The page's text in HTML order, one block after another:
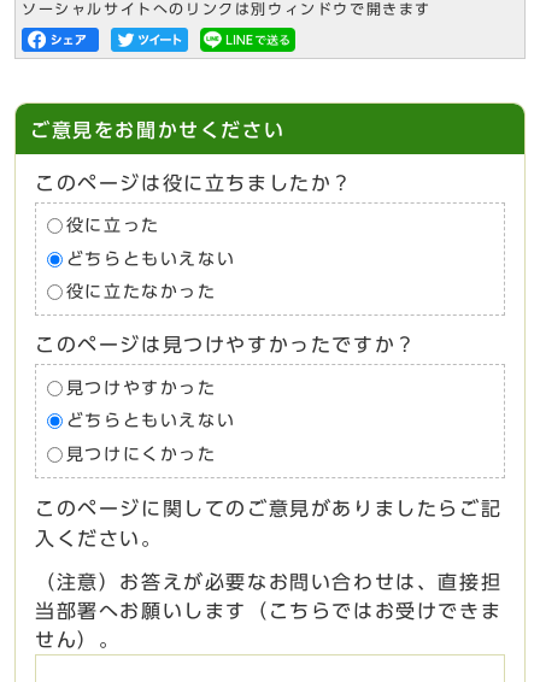
ソーシャルサイトへのリンクは別ウィンドウで開きます
ご意見をお聞かせください
このページは役に立ちましたか？
役に立った
どちらともいえない
役に立たなかった
このページは見つけやすかったですか？
見つけやすかった
どちらともいえない
見つけにくかった
このページに関してのご意見がありましたらご記
入ください。
（注意）お答えが必要なお問い合わせは、直接担
当部署へお願いします（こちらではお受けできま
せん）。